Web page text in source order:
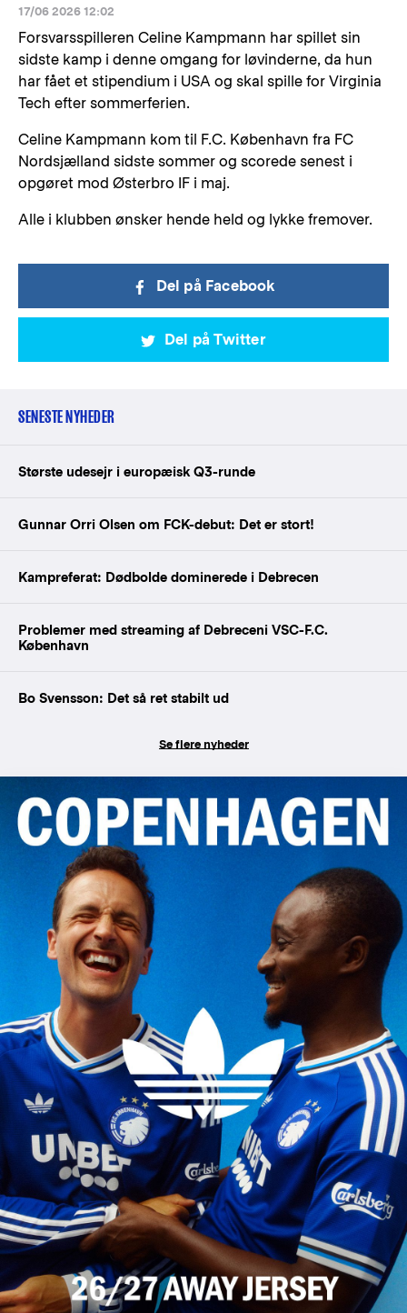
17/06 2026 12:02
Forsvarsspilleren Celine Kampmann har spillet sin
sidste kamp i denne omgang for løvinderne, da hun
har fået et stipendium i USA og skal spille for Virginia
Tech efter sommerferien.
Celine Kampmann kom til F.C. København fra FC
Nordsjælland sidste sommer og scorede senest i
opgøret mod Østerbro IF i maj.
Alle i klubben ønsker hende held og lykke fremover.
Del på Facebook
Del på Twitter
SENESTE NYHEDER
Største udesejr i europæisk Q3-runde
Gunnar Orri Olsen om FCK-debut: Det er stort!
Kampreferat: Dødbolde dominerede i Debrecen
Problemer med streaming af Debreceni VSC-F.C.
København
Bo Svensson: Det så ret stabilt ud
Se flere nyheder